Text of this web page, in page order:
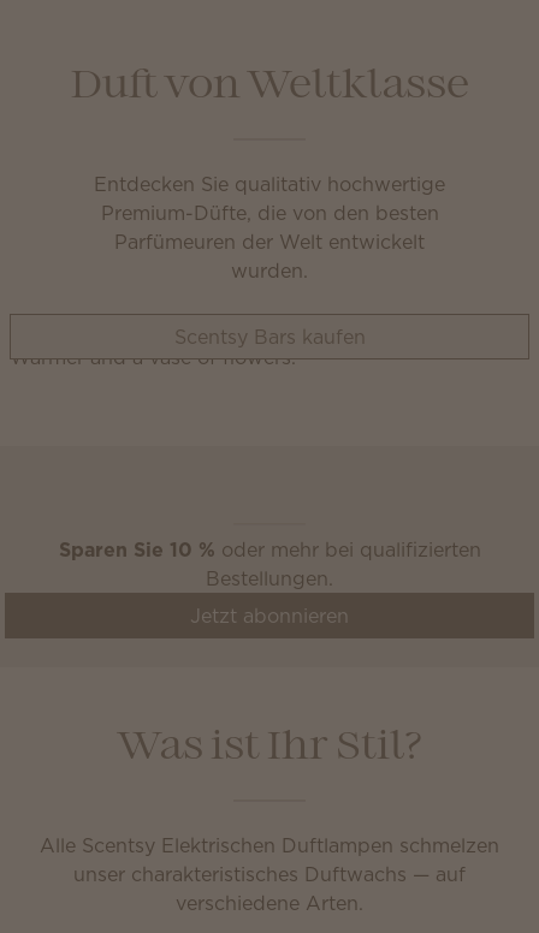
Duft von Weltklasse
Entdecken Sie qualitativ hochwertige
Premium-Düfte, die von den besten
Parfümeuren der Welt entwickelt
wurden.
Scentsy Bars kaufen
Sparen Sie 10 % oder mehr bei qualifizierten
Bestellungen.
Jetzt abonnieren
Was ist Ihr Stil?
Alle Scentsy Elektrischen Duftlampen schmelzen
unser charakteristisches Duftwachs — auf
verschiedene Arten.